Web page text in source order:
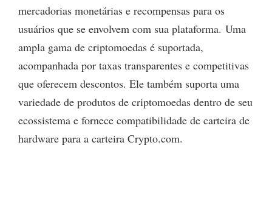
mercadorias monetárias e recompensas para os
usuários que se envolvem com sua plataforma. Uma
ampla gama de criptomoedas é suportada,
acompanhada por taxas transparentes e competitivas
que oferecem descontos. Ele também suporta uma
variedade de produtos de criptomoedas dentro de seu
ecossistema e fornece compatibilidade de carteira de
hardware para a carteira Crypto.com.